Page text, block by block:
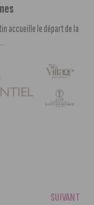
accueille le départ de la
SUIVANT